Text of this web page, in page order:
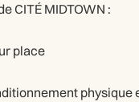
CITÉ MIDTOWN :
place
physique